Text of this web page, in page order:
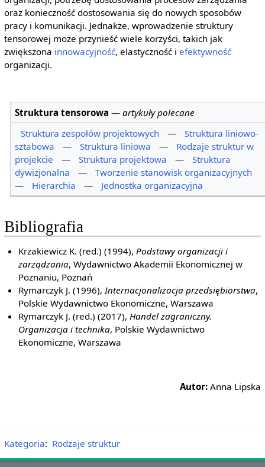
oraz konieczność dostosowania się do nowych sposobów
pracy i komunikacji. Jednakże, wprowadzenie struktury
tensorowej może przynieść wiele korzyści, takich jak
zwiększona innowacyjność, elastyczność i efektywność
organizacji.
Struktura tensorowa —artykuły polecane
Struktura zespołów projektowych
—
Struktura liniowo-
sztabowa
— Struktura liniowa —
Rodzaje struktur w
projekcie
— Struktura projektowa —
Struktura
dywizjonalna
—
Tworzenie stanowisk organizacyjnych
—
Hierarchia — Jednostka organizacyjna
Bibliografia
Krzakiewicz K. (red.) (1994),Podstawy organizacji i
zarządzania, Wydawnictwo Akademii Ekonomicznej w
Poznaniu, Poznań
Rymarczyk J. (1996),Internacjonalizacja przedsiębiorstwa,
Polskie Wydawnictwo Ekonomiczne, Warszawa
Rymarczyk J. (red.) (2017),Handel zagraniczny.
Organizacja i technika, Polskie Wydawnictwo
Ekonomiczne, Warszawa
Autor: Anna Lipska
Kategoria: Rodzaje struktur